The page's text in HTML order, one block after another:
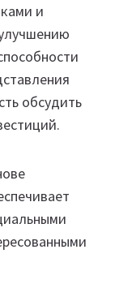
и
обсудить